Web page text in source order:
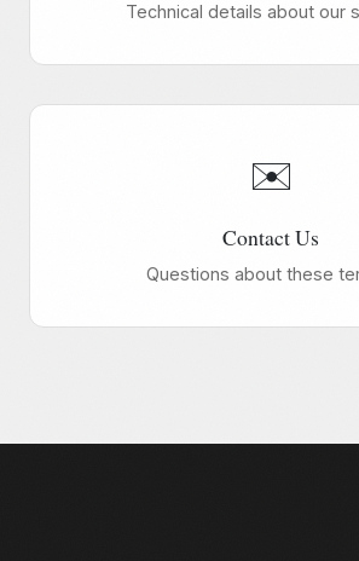
Technical details about our
✉️
Contact Us
Questions about these